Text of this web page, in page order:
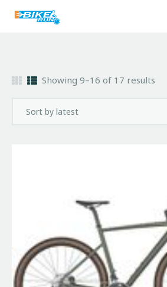
Vélo
Équipement
Showing 9–16 of 17 results